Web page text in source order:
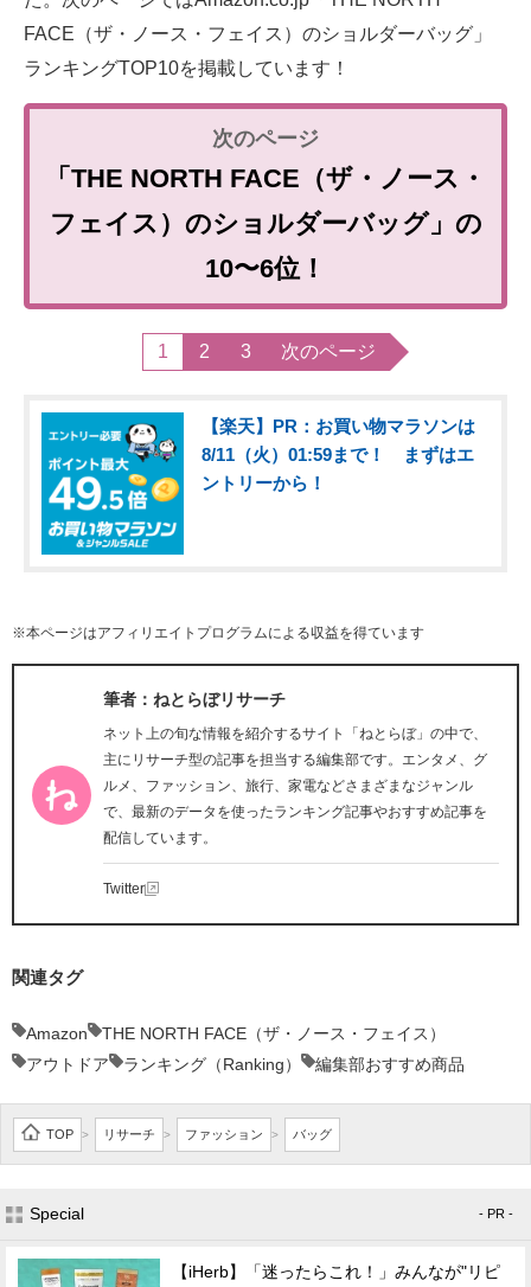
FACE（ザ・ノース・フェイス）のショルダーバッグ」
ランキングTOP10を掲載しています！
「THE NORTH FACE（ザ・ノース・
フェイス）のショルダーバッグ」の
10〜6位！
1 2 3 次のページ
【楽天】PR：お買い物マラソンは
8/11（火）01:59まで！ まずはエ
ントリーから！
※本ページはアフィリエイトプログラムによる収益を得ています
筆者：ねとらぼリサーチ
ネット上の旬な情報を紹介するサイト「ねとらぼ」の中で、
主にリサーチ型の記事を担当する編集部です。エンタメ、グ
ルメ、ファッション、旅行、家電などさまざまなジャンル
で、最新のデータを使ったランキング記事やおすすめ記事を
配信しています。
Twitter
関連タグ
Amazon
THE NORTH FACE（ザ・ノース・フェイス）
アウトドア
ランキング（Ranking） 編集部おすすめ商品
TOP > リサーチ > ファッション > バッグ
Special - PR -
【iHerb】「迷ったらこれ！」みんなが"リピ